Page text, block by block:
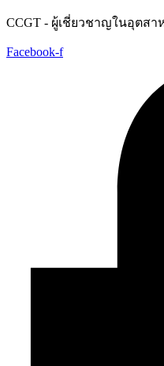
Skip
content
CCGT - ผู้เชี่ยวชาญในอุตส
Facebook-f